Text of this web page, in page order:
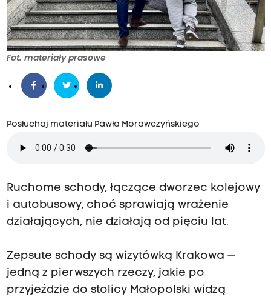
Fot. materiały prasowe
Posłuchaj materiału Pawła Morawczyńskiego
Ruchome schody, łączące dworzec kolejowy
i autobusowy, choć sprawiają wrażenie
działających, nie działają od pięciu lat.
Zepsute schody są wizytówką Krakowa —
jedną z pierwszych rzeczy, jakie po
przyjeździe do stolicy Małopolski widzą